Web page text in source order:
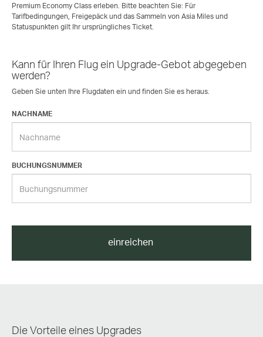
Premium Economy Class erleben. Bitte beachten Sie: Für
Tarifbedingungen, Freigepäck und das Sammeln von Asia Miles und
Statuspunkten gilt Ihr ursprüngliches Ticket.
Kann für Ihren Flug ein Upgrade-Gebot abgegeben
werden?
Geben Sie unten Ihre Flugdaten ein und finden Sie es heraus.
NACHNAME
BUCHUNGSNUMMER
einreichen
Die Vorteile eines Upgrades